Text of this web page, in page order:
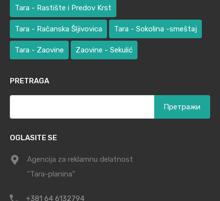
Tara - Rastište i Predov Krst
Tara - Račanska Šljivovica Tara - Sokolina -smeštaj
Tara - Zaovine Zaovine - Sekulić
PRETRAGA
OGLASITE SE
Agencija za reklamnu delatnost
"Tara-planina"
+381 64 6132794